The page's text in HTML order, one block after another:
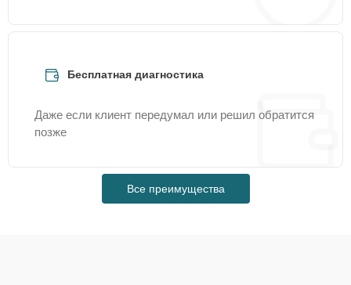
Бесплатная диагностика
Даже если клиент передумал или решил обратится
позже
Все преимущества